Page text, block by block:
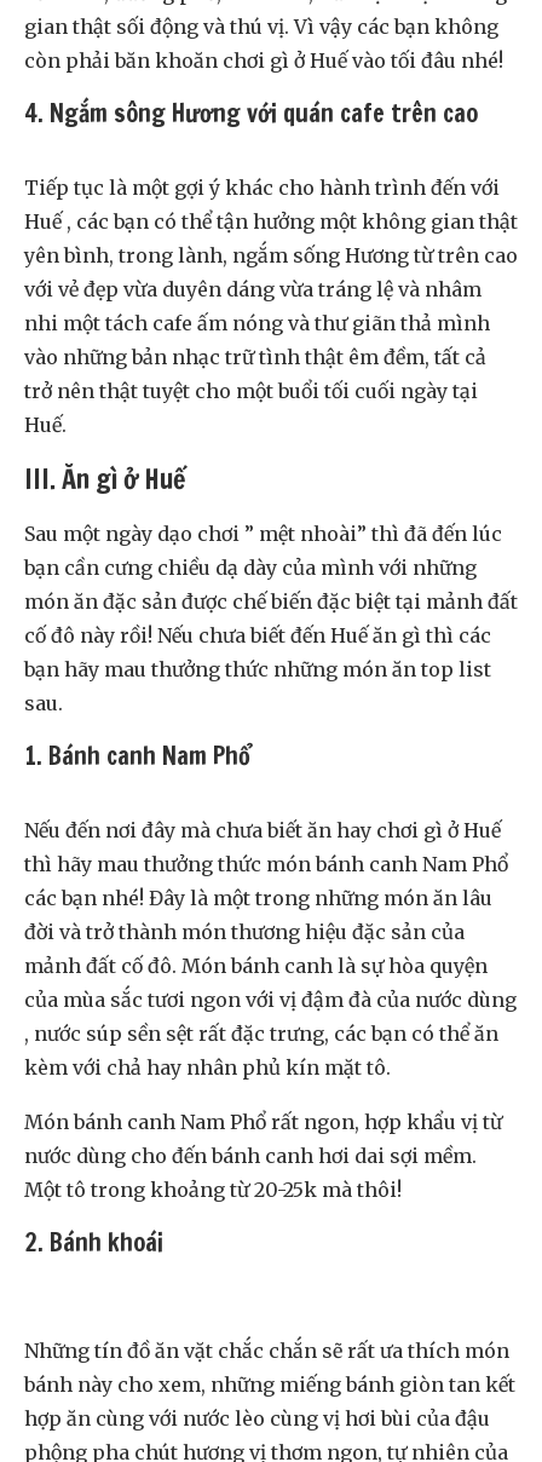
gian thật sối động và thú vị. Vì vậy các bạn không
còn phải băn khoăn chơi gì ở Huế vào tối đâu nhé!
4. Ngắm sông Hương với quán cafe trên cao
Tiếp tục là một gợi ý khác cho hành trình đến với
Huế , các bạn có thể tận hưởng một không gian thật
yên bình, trong lành, ngắm sống Hương từ trên cao
với vẻ đẹp vừa duyên dáng vừa tráng lệ và nhâm
nhi một tách cafe ấm nóng và thư giãn thả mình
vào những bản nhạc trữ tình thật êm đềm, tất cả
trở nên thật tuyệt cho một buổi tối cuối ngày tại
Huế.
III. Ăn gì ở Huế
Sau một ngày dạo chơi ” mệt nhoài” thì đã đến lúc
bạn cần cưng chiều dạ dày của mình với những
món ăn đặc sản được chế biến đặc biệt tại mảnh đất
cố đô này rồi! Nếu chưa biết đến Huế ăn gì thì các
bạn hãy mau thưởng thức những món ăn top list
sau.
1. Bánh canh Nam Phổ
Nếu đến nơi đây mà chưa biết ăn hay chơi gì ở Huế
thì hãy mau thưởng thức món bánh canh Nam Phổ
các bạn nhé! Đây là một trong những món ăn lâu
đời và trở thành món thương hiệu đặc sản của
mảnh đất cố đô. Món bánh canh là sự hòa quyện
của mùa sắc tươi ngon với vị đậm đà của nước dùng
, nước súp sền sệt rất đặc trưng, các bạn có thể ăn
kèm với chả hay nhân phủ kín mặt tô.
Món bánh canh Nam Phổ rất ngon, hợp khẩu vị từ
nước dùng cho đến bánh canh hơi dai sợi mềm.
Một tô trong khoảng từ 20-25k mà thôi!
2. Bánh khoái
Những tín đồ ăn vặt chắc chắn sẽ rất ưa thích món
bánh này cho xem, những miếng bánh giòn tan kết
hợp ăn cùng với nước lèo cùng vị hơi bùi của đậu
phộng pha chút hương vị thơm ngon, tự nhiên của